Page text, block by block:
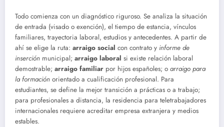
Todo comienza con un diagnóstico riguroso. Se analiza la situación
de entrada (visado o exención), el tiempo de estancia, vínculos
familiares, trayectoria laboral, estudios y antecedentes. A partir de
ahí se elige la ruta: arraigo social con contrato y informe de
inserción municipal; arraigo laboral si existe relación laboral
demostrable; arraigo familiar por hijos españoles; o arraigo para
la formación orientado a cualificación profesional. Para
estudiantes, se define la mejor transición a prácticas o a trabajo;
para profesionales a distancia, la residencia para teletrabajadores
internacionales requiere acreditar empresa extranjera y medios
estables.